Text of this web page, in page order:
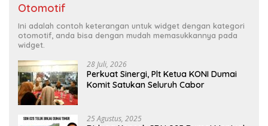
Otomotif
Ini adalah contoh keterangan untuk widget dengan kategori
otomotif, anda bisa dengan mudah memasukkannya pada
widget.
28 Juli, 2026
Perkuat Sinergi, Plt Ketua KONI Dumai
Komit Satukan Seluruh Cabor
25 Agustus, 2025